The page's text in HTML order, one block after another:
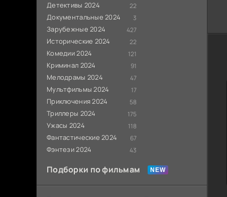
Детективы 2024 22
Документальные 2024 3
Зарубежные 2024 427
Исторические 2024 22
Комедии 2024 121
Криминал 2024 91
Мелодрамы 2024 47
Мультфильмы 2024 17
Приключения 2024 58
Триллеры 2024 175
Ужасы 2024 118
Фантастические 2024 67
Фэнтези 2024 43
Подборки по фильмам